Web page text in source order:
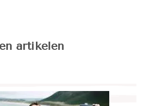
artikelen